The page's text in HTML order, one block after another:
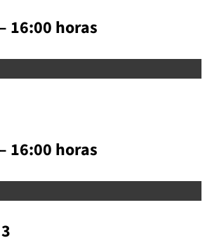
16:00 horas
16:00 horas